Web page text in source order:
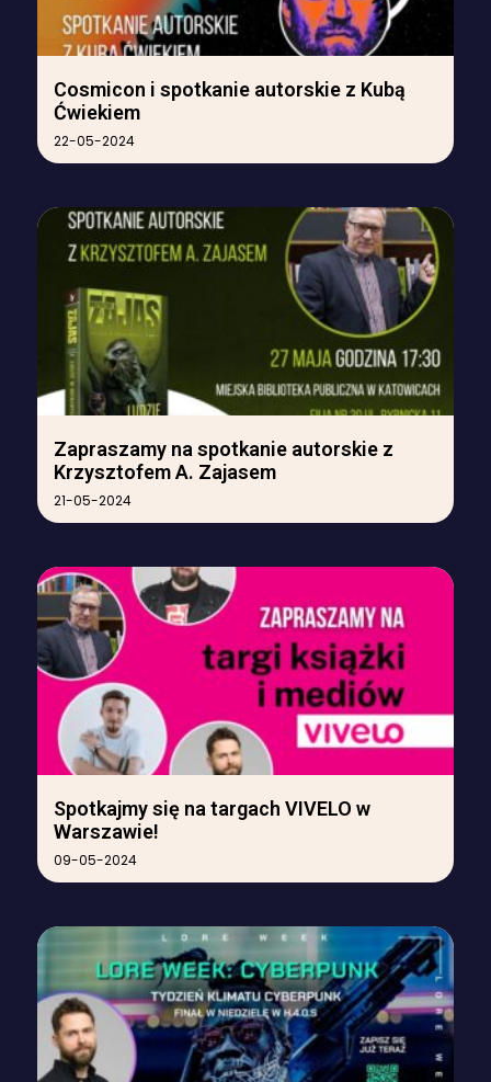
Cosmicon i spotkanie autorskie z Kubą
Ćwiekiem
22-05-2024
Zapraszamy na spotkanie autorskie z
Krzysztofem A. Zajasem
21-05-2024
Spotkajmy się na targach VIVELO w
Warszawie!
09-05-2024